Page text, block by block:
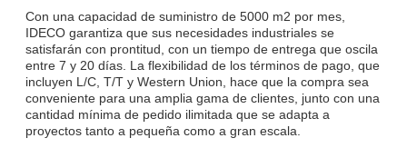
Con una capacidad de suministro de 5000 m2 por mes,
IDECO garantiza que sus necesidades industriales se
satisfarán con prontitud, con un tiempo de entrega que oscila
entre 7 y 20 días. La flexibilidad de los términos de pago, que
incluyen L/C, T/T y Western Union, hace que la compra sea
conveniente para una amplia gama de clientes, junto con una
cantidad mínima de pedido ilimitada que se adapta a
proyectos tanto a pequeña como a gran escala.